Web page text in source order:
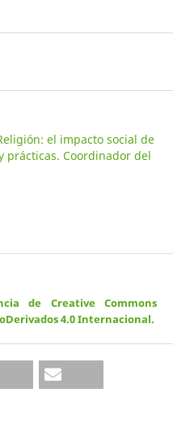
el impacto social de
prácticas. Coordinador del
de Creative Commons
4.0 Internacional.